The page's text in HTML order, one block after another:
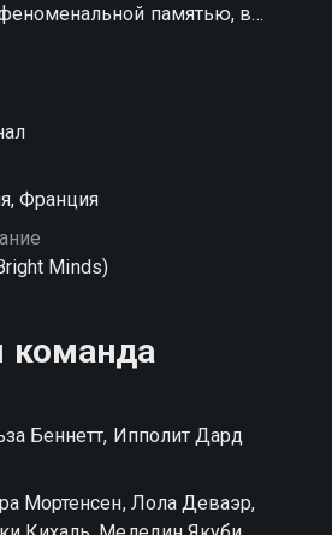
памятью, в
которая привыкла доверять
преступления.
Франция
Minds)
команда
Беннетт, Ипполит Дард
Мортенсен, Лола Деваэр,